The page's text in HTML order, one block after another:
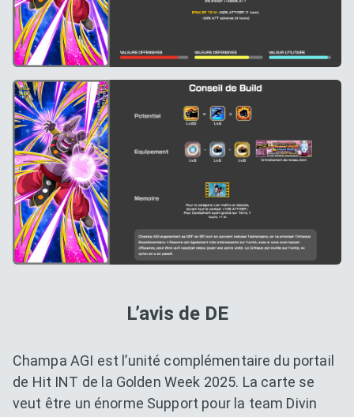
L’avis de DE
Champa AGI est l’unité complémentaire du portail
de Hit INT de la Golden Week 2025. La carte se
veut être un énorme Support pour la team Divin